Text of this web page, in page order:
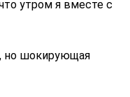
утром я вместе с
но шокирующая